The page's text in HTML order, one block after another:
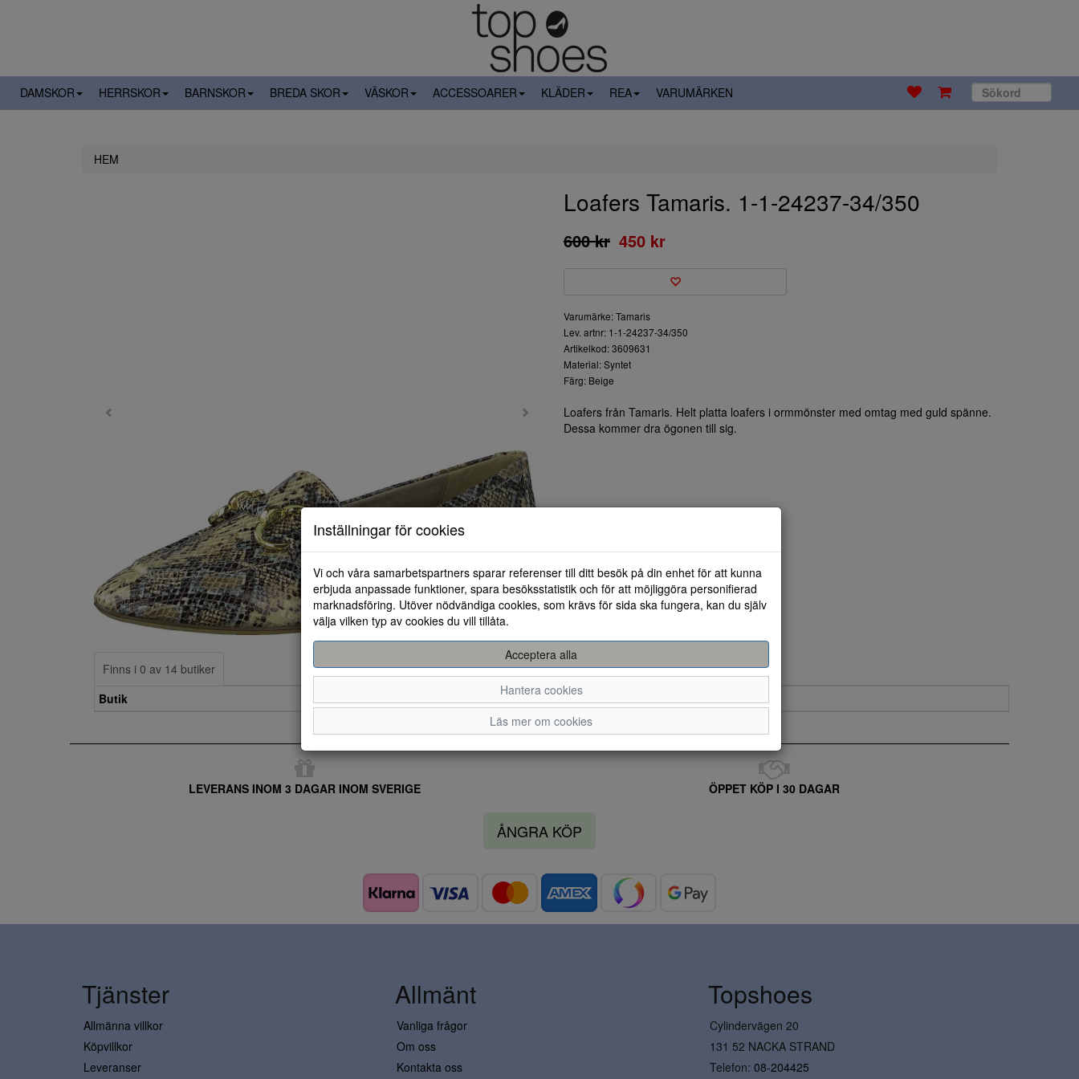
DAMSKOR HERRSKOR BARNSKOR BREDA SKOR VÄSKOR ACCESSOARER KLÄDER REA VARUMÄRKEN
HEM
Loafers Tamaris. 1-1-24237-34/350
600 kr 450 kr
Varumärke: Tamaris
Lev. artnr: 1-1-24237-34/350
Artikelkod: 3609631
Material: Syntet
Färg: Beige
Loafers från Tamaris. Helt platta loafers i ormmönster med omtag med guld spänne.
Dessa kommer dra ögonen till sig.
Finns i 0 av 14 butiker
Butik
LEVERANS INOM 3 DAGAR INOM SVERIGE ÖPPET KÖP I 30 DAGAR
ÅNGRA KÖP
Inställningar för cookies
Vi och våra samarbetspartners sparar referenser till ditt besök på din enhet för att kunna
erbjuda anpassade funktioner, spara besöksstatistik och för att möjliggöra personifierad
marknadsföring. Utöver nödvändiga cookies, som krävs för sida ska fungera, kan du själv
välja vilken typ av cookies du vill tillåta.
Acceptera alla
Hantera cookies
Läs mer om cookies
Tjänster
Allmänna villkor
Köpvillkor
Leveranser
Allmänt
Vanliga frågor
Om oss
Kontakta oss
Topshoes
Cylindervägen 20
131 52 NACKA STRAND
Telefon: 08-204425